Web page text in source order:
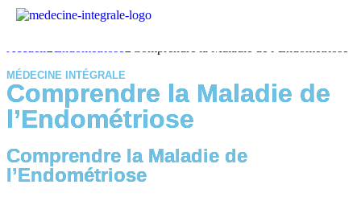
MÉDECINE INTÉGRALE
Comprendre la Maladie de
l’Endométriose
Comprendre la Maladie de
l’Endométriose